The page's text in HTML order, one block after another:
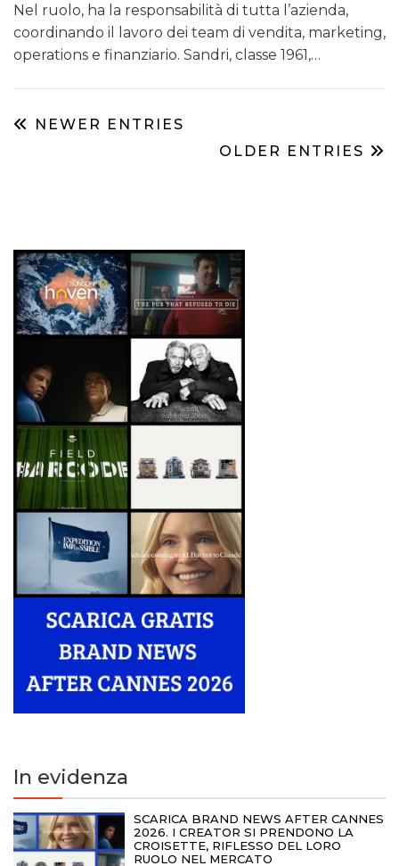
Nel ruolo, ha la responsabilità di tutta l’azienda,
coordinando il lavoro dei team di vendita, marketing,
operations e finanziario. Sandri, classe 1961,…
NEWER ENTRIES
OLDER ENTRIES
In evidenza
SCARICA BRAND NEWS AFTER CANNES
2026. I CREATOR SI PRENDONO LA
CROISETTE, RIFLESSO DEL LORO
RUOLO NEL MERCATO